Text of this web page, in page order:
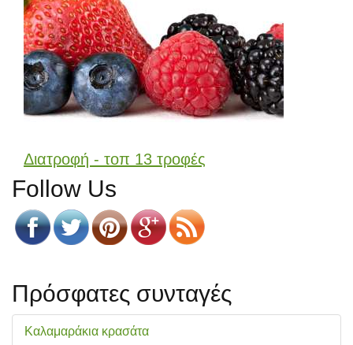
Διατροφή - τοπ 13 τροφές
Follow Us
Πρόσφατες συνταγές
Καλαμαράκια κρασάτα